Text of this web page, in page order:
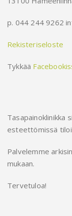
p. 044 244 9262
Rekisteriseloste
Tykkää
Tasapainoklinikka
esteettömissä
Palvelemme
mukaan.
Tervetuloa!